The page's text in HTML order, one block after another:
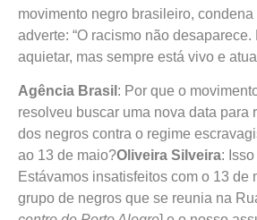
movimento negro brasileiro,
adverte: “O racismo não desaparece.
aquietar, mas sempre está vivo e
Agência Brasil : Por que o
resolveu buscar uma nova data para
dos negros contra o regime
ao 13 de maio?Oliveira Silveira:
Estávamos insatisfeitos com o 13 de
grupo de negros que se reunia na